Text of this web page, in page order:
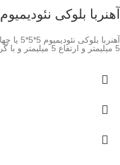
آهنربا بلوکی نئودیمیوم 5*5*5
5 میلیمتر و ارتفاع 5 میلیمتر و با گرید N42 و بسیار قوی با آبکاری نیکل